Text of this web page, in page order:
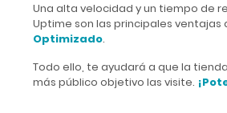
Una alta velocidad y un tiempo de
Uptime son las principales
Optimizado.
Todo ello, te ayudará a que la
más público objetivo las visite.